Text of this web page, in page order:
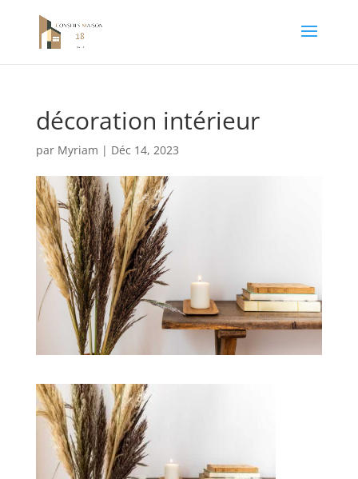
décoration intérieur
par Myriam | Déc 14, 2023